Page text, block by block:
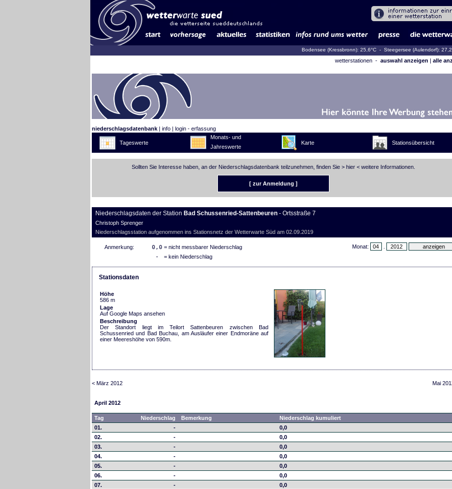
Bodensee (Kressbronn): 25,6°C - Steegersee (Aulendorf):
wetterstationen - auswahl anzeigen | alle
niederschlagsdatenbank| info| login - erfassung
Tageswerte
Monats- und
Jahreswerte
Karte Stationsübersicht
Sollten Sie Interesse haben, an der Niederschlagsdatenbank teilzunehmen, finden Sie > hier< weitere Informationen.
[ zur Anmeldung ]
Niederschlagsdaten der Station Bad Schussenried-Sattenbeuren- Ortsstraße 7
Christoph Sprenger
Niederschlagsstation aufgenommen ins Stationsnetz der Wetterwarte Süd am 02.09.2019
Monat:
Anmerkung: 0,0 = nicht messbarer Niederschlag
- = kein Niederschlag
Stationsdaten
Höhe
586 m
Lage
Auf Google Maps ansehen
Beschreibung
Der Standort liegt im Teilort Sattenbeuren zwischen Bad
Schussenried und Bad Buchau, am Ausläufer einer Endmoräne auf
einer Meereshöhe von 590m.
< März 2012 Mai
April 2012
Tag Niederschlag Bemerkung
Niederschlag kumuliert
01.
-
0,0
02.
-
0,0
03.
-
0,0
04.
-
0,0
05.
-
0,0
06.
-
0,0
07.
-
0,0